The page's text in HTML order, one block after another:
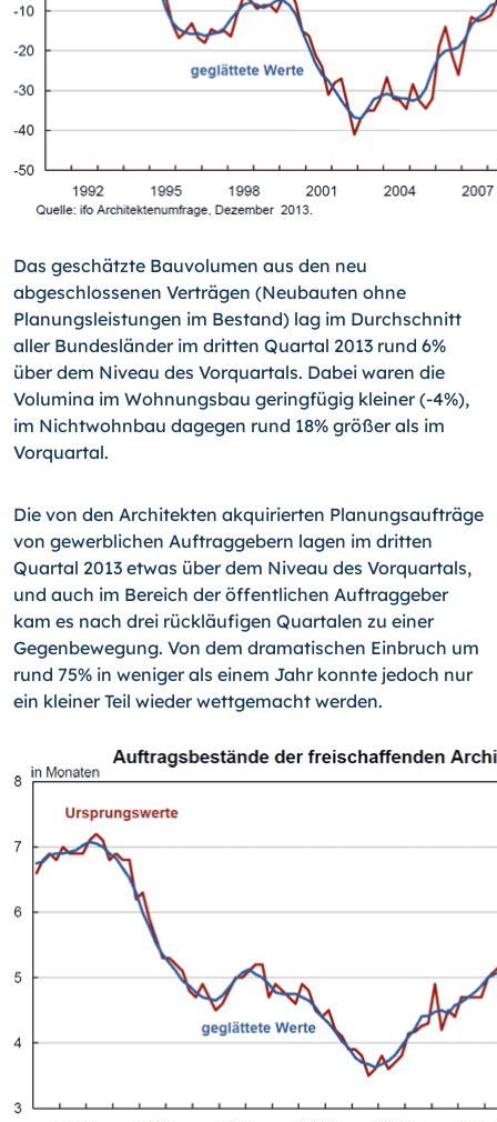
Das geschätzte Bauvolumen aus den neu
abgeschlossenen Verträgen (Neubauten oh­ne
Planungsleistungen im Bestand) lag im Durchschnitt
aller Bundesländer im dritten Quartal 2013 rund 6%
über dem Niveau des Vorquartals. Dabei waren die
Volumina im Wohnungsbau geringfügig kleiner (-4%),
im Nichtwohnbau dagegen rund 18% größer als im
Vorquartal.
Die von den Architekten akquirierten Planungsaufträge
von gewerblichen Auftragge­bern lagen im dritten
Quartal 2013 etwas über dem Niveau des Vorquartals,
und auch im Bereich der öffentlichen Auftraggeber
kam es nach drei rückläufigen Quartalen zu einer
Gegenbewegung. Von dem dramatischen Einbruch um
rund 75% in weniger als einem Jahr konnte jedoch nur
ein kleiner Teil wieder wettgemacht werden.